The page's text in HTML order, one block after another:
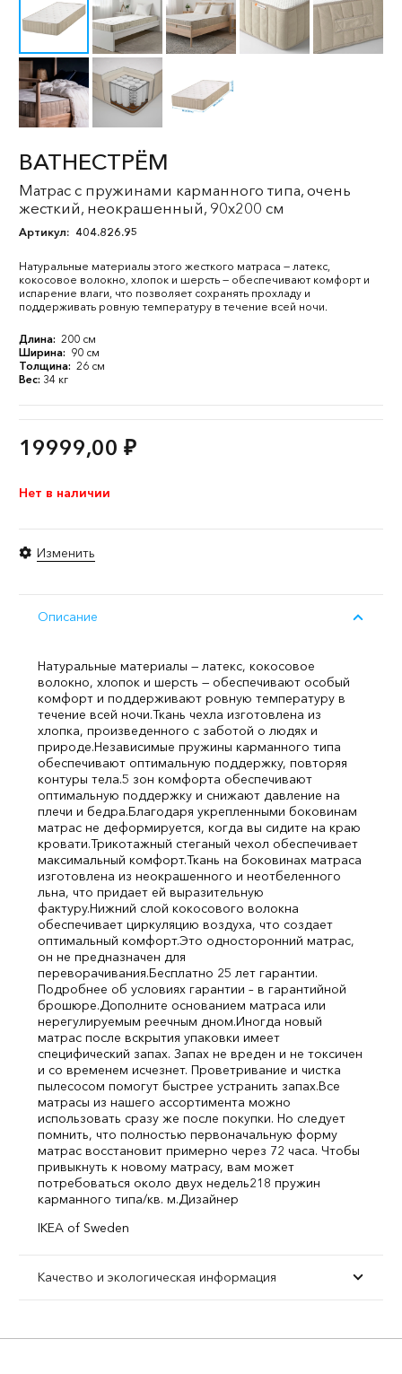
ВАТНЕСТРЁМ
Матрас с пружинами карманного типа, очень
жесткий, неокрашенный, 90x200 см
Артикул: 404.826.95
Натуральные материалы этого жесткого матраса — латекс,
кокосовое волокно, хлопок и шерсть — обеспечивают комфорт и
испарение влаги, что позволяет сохранять прохладу и
поддерживать ровную температуру в течение всей ночи.
Длина: 200 см
Ширина: 90 см
Толщина: 26 см
Вес: 34 кг
19999,00 ₽
Нет в наличии
Изменить
Описание
Натуральные материалы — латекс, кокосовое
волокно, хлопок и шерсть — обеспечивают особый
комфорт и поддерживают ровную температуру в
течение всей ночи.Ткань чехла изготовлена из
хлопка, произведенного с заботой о людях и
природе.Независимые пружины карманного типа
обеспечивают оптимальную поддержку, повторяя
контуры тела.5 зон комфорта обеспечивают
оптимальную поддержку и снижают давление на
плечи и бедра.Благодаря укрепленными боковинам
матрас не деформируется, когда вы сидите на краю
кровати.Трикотажный стеганый чехол обеспечивает
максимальный комфорт.Ткань на боковинах матраса
изготовлена из неокрашенного и неотбеленного
льна, что придает ей выразительную
фактуру.Нижний слой кокосового волокна
обеспечивает циркуляцию воздуха, что создает
оптимальный комфорт.Это односторонний матрас,
он не предназначен для
переворачивания.Бесплатно 25 лет гарантии.
Подробнее об условиях гарантии – в гарантийной
брошюре.Дополните основанием матраса или
нерегулируемым реечным дном.Иногда новый
матрас после вскрытия упаковки имеет
специфический запах. Запах не вреден и не токсичен
и со временем исчезнет. Проветривание и чистка
пылесосом помогут быстрее устранить запах.Все
матрасы из нашего ассортимента можно
использовать сразу же после покупки. Но следует
помнить, что полностью первоначальную форму
матрас восстановит примерно через 72 часа. Чтобы
привыкнуть к новому матрасу, вам может
потребоваться около двух недель218 пружин
карманного типа/кв. м.Дизайнер
IKEA of Sweden
Качество и экологическая информация